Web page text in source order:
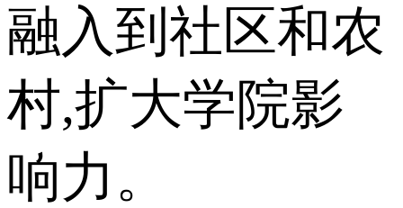
融入到社区和农
村,扩大学院影
响力。